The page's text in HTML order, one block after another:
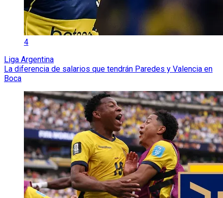
4
Liga Argentina
La diferencia de salarios que tendrán Paredes y Valencia en
Boca